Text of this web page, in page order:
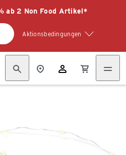
ab 2 Non Food Artikel*
Aktionsbedingungen